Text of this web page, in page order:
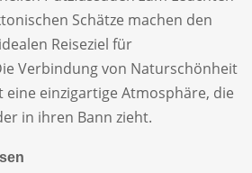
Schätze machen den
Reiseziel für
Verbindung von Naturschönheit
einzigartige Atmosphäre, die
in ihren Bann zieht.